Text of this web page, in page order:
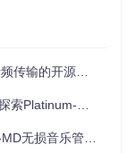
试表明，经过优
80分钟碟片
开源解决方案
无损音频管理方案
音乐管理全攻略